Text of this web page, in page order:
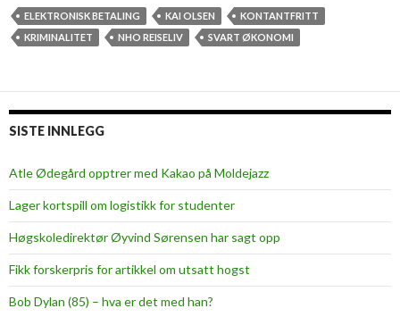
u
o
ELEKTRONISK BETALING KAI OLSEN
KONTANTFRITT
KRIMINALITET
NHO REISELIV SVART ØKONOMI
SISTE INNLEGG
Atle Ødegård opptrer med Kakao på Moldejazz
Lager kortspill om logistikk for studenter
Høgskoledirektør Øyvind Sørensen har sagt opp
Fikk forskerpris for artikkel om utsatt hogst
Bob Dylan (85) – hva er det med han?